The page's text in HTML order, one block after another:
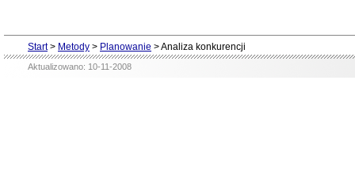
Start> Metody > Planowanie >Analiza konkurencji
Aktualizowano: 10-11-2008